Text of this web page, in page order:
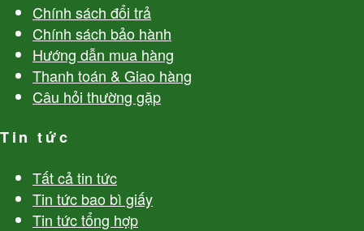
Chính sách đổi trả
Chính sách bảo hành
Hướng dẫn mua hàng
Thanh toán & Giao hàng
Câu hỏi thường gặp
Tin tức
Tất cả tin tức
Tin tức bao bì giấy
Tin tức tổng hợp